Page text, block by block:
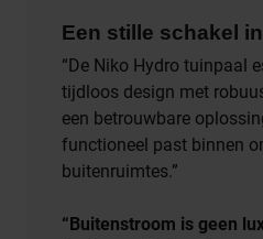
Een stille schakel
“De Niko Hydro tuinpaal
tijdloos design met
een betrouwbare
functioneel past binnen
buitenruimtes.”
“Buitenstroom is geen